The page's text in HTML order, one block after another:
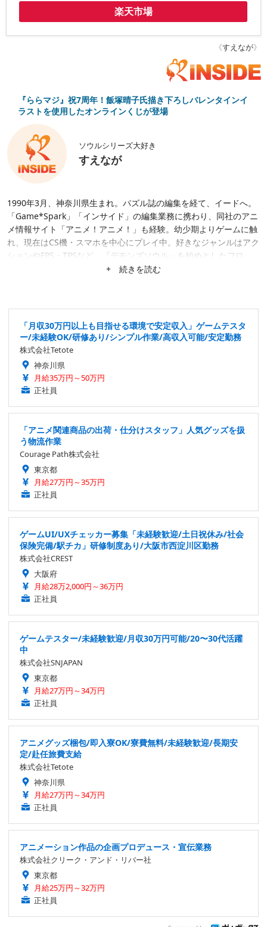
楽天市場
《すえなが》
『ららマジ』祝7周年！飯塚晴子氏描き下ろしバレンタインイ
ラストを使用したオンラインくじが登場
ソウルシリーズ大好き
すえなが
1990年3月、神奈川県生まれ。パズル誌の編集を経て、イードへ。
「Game*Spark」「インサイド」の編集業務に携わり、同社のアニ
メ情報サイト「アニメ！アニメ！」も経験。幼少期よりゲームに触
れ、現在はCS機・スマホを中心にプレイ中。好きなジャンルはアク
ションやFPS・TPSなど。『デモンズソウル』を始めとしたフロ
ム・ソフトウェアの「ソウルシリーズ」や、2020年にサービスを終
E』の新作を待ち望んでいたりする。
+ 続きを読む
「月収30万円以上も目指せる環境で安定収入」ゲームテスタ
ー/未経験OK/研修あり/シンプル作業/高収入可能/安定勤務
株式会社Tetote
神奈川県
月給35万円～50万円
正社員
「アニメ関連商品の出荷・仕分けスタッフ」人気グッズを扱
う物流作業
Courage Path株式会社
東京都
月給27万円～35万円
正社員
ゲームUI/UXチェッカー募集「未経験歓迎/土日祝休み/社会
保険完備/駅チカ」研修制度あり/大阪市西淀川区勤務
株式会社CREST
大阪府
月給28万2,000円～36万円
正社員
ゲームテスター/未経験歓迎/月収30万円可能/20〜30代活躍
中
株式会社SNJAPAN
東京都
月給27万円～34万円
正社員
アニメグッズ梱包/即入寮OK/寮費無料/未経験歓迎/長期安
定/赴任旅費支給
株式会社Tetote
神奈川県
月給27万円～34万円
正社員
アニメーション作品の企画プロデュース・宣伝業務
株式会社クリーク・アンド・リバー社
東京都
月給25万円～32万円
正社員